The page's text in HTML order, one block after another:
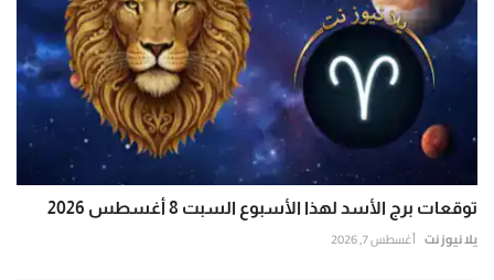
توقعات برج الأسد لهذا الأسبوع السبت 8 أغسطس 2026
يلا نيوز نت أغسطس 7, 2026